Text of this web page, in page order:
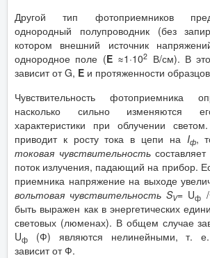
Другой тип фотоприемников
однородный полупроводник (без
котором внешний источник
однородное поле (E≈1·102 В/см). В
зависит от G, E и протяженности
Чувствительность фотоприемника
насколько сильно изменяются
характеристики при облучении
приводит к росту тока в цепи на Iф,
токовая чувствительность
поток излучения, падающий на прибор.
приемника напряжение на выходе
вольтовая чувствительностьSV= Uф
быть выражен как в энергетических
световых (люменах). В общем случае
Uф
(Ф) являются нелинейными, т. е.
зависит от Ф.